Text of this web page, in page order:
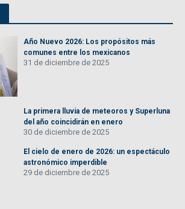
Año Nuevo 2026: Los propósitos más
comunes entre los mexicanos
31 de diciembre de 2025
La primera lluvia de meteoros y Superluna
del año coincidirán en enero
30 de diciembre de 2025
El cielo de enero de 2026: un espectáculo
astronómico imperdible
29 de diciembre de 2025